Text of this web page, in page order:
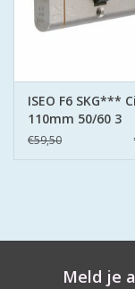
ISEO F6 SKG***
110mm 50/60 3
sleutels
€59,50
Meld je